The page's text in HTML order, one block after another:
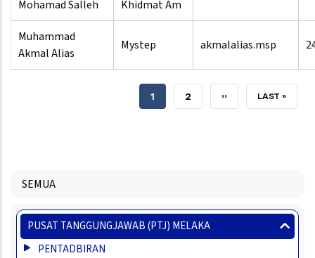
Mohamad Salleh
Khidmat Am
Muhammad
Akmal Alias
Mystep akmalalias.msp
SEMASA
1 HALAMAN
2 SETERUSNYA
›› TERAKHIR
LAST »
SEMUA
Menu
Directory
PUSAT TANGGUNGJAWAB (PTJ) MELAKA
PENTADBIRAN